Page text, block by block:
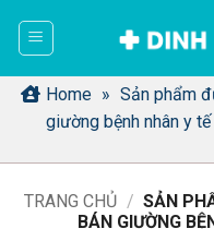
dung Home » Sản phẩm
giường bệnh nhân y
TRANG CHỦ / SẢN
BÁN GIƯỜNG